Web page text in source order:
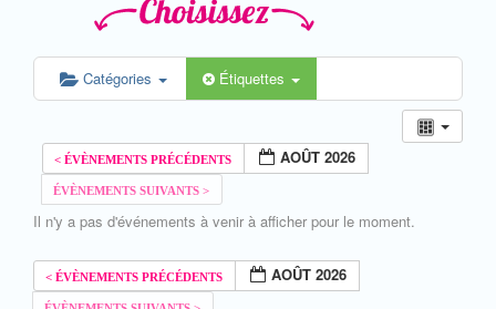
Catégories Étiquettes
AOÛT 2026
Il n'y a pas d'événements à venir à afficher pour le moment.
AOÛT 2026